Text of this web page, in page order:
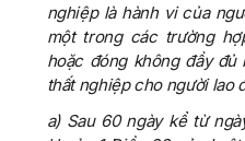
nghiệp là hành vi của
một trong các trường
hoặc đóng không đầy đủ
thất nghiệp cho người lao
a) Sau 60 ngày kể từ